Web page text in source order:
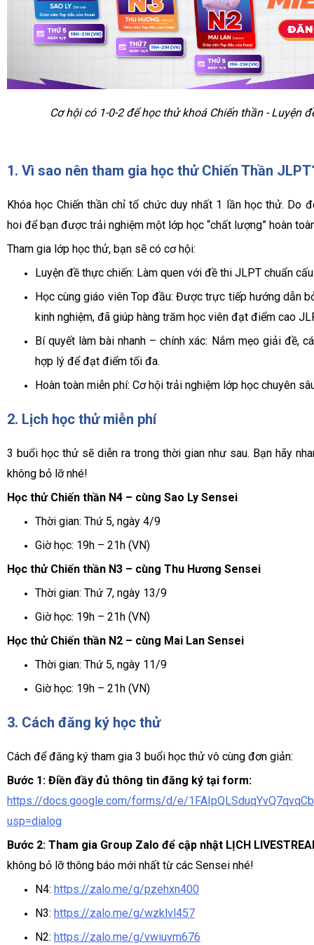
Cơ hội có 1-0-2 để học thử khoá Chiến thần - Luyện
1. Vì sao nên tham gia học thử Chiến Thần
Khóa học Chiến thần chỉ tổ chức duy nhất 1 lần học thử. Do
hoi để bạn được trải nghiệm một lớp học “chất lượng” hoàn
Tham gia lớp học thử, bạn sẽ có cơ hội:
Luyện đề thực chiến: Làm quen với đề thi JLPT chuẩn
Học cùng giáo viên Top đầu: Được trực tiếp hướng dẫn
kinh nghiệm, đã giúp hàng trăm học viên đạt điểm cao
Bí quyết làm bài nhanh – chính xác: Nắm mẹo giải đề,
hợp lý để đạt điểm tối đa.
Hoàn toàn miễn phí: Cơ hội trải nghiệm lớp học chuyên
2. Lịch học thử miễn phí
3 buổi học thử sẽ diễn ra trong thời gian như sau. Bạn hãy
không bỏ lỡ nhé!
Học thử Chiến thần N4 – cùng Sao Ly Sensei
Thời gian: Thứ 5, ngày 4/9
Giờ học: 19h – 21h (VN)
Học thử Chiến thần N3 – cùng Thu Hương Sensei
Thời gian: Thứ 7, ngày 13/9
Giờ học: 19h – 21h (VN)
Học thử Chiến thần N2 – cùng Mai Lan Sensei
Thời gian: Thứ 5, ngày 11/9
Giờ học: 19h – 21h (VN)
3. Cách đăng ký học thử
Cách để đăng ký tham gia 3 buổi học thử vô cùng đơn giản:
Bước 1: Điền đầy đủ thông tin đăng ký tại form:
https://docs.google.com/forms/d/e/
usp=dialog
Bước 2: Tham gia Group Zalo để cập nhật LỊCH
không bỏ lỡ thông báo mới nhất từ các Sensei nhé!
N4: https://zalo.me/g/pzehxn400
N3: https://zalo.me/g/wzklvl457
N2: https://zalo.me/g/vwiuvm676